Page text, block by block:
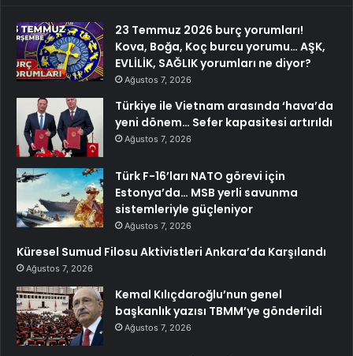
23 Temmuz 2026 burç yorumları!
Kova, Boğa, Koç burcu yorumu… AŞK,
EVLİLİK, SAĞLIK yorumları ne diyor?
Ağustos 7, 2026
Türkiye ile Vietnam arasında ‘hava’da
yeni dönem… Sefer kapasitesi artırıldı
Ağustos 7, 2026
Türk F-16’ları NATO görevi için
Estonya’da… MSB yerli savunma
sistemleriyle güçleniyor
Ağustos 7, 2026
Küresel Sumud Filosu Aktivistleri Ankara’da Karşılandı
Ağustos 7, 2026
Kemal Kılıçdaroğlu’nun genel
başkanlık yazısı TBMM’ye gönderildi
Ağustos 7, 2026